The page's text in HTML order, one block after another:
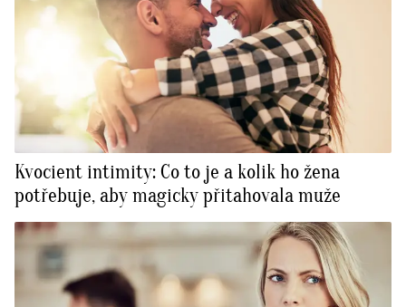
Kvocient intimity: Co to je a kolik ho žena
potřebuje, aby magicky přitahovala muže